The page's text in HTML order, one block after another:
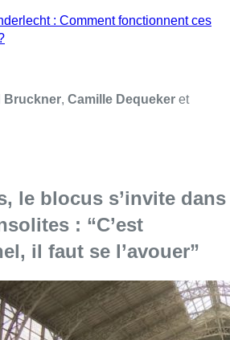
Ernotte)
équipes de 4 militaires, qui se
: Comment fonctionnent ces
Bruckner, Camille Dequeker et